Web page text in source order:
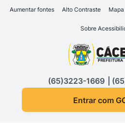
Seção de
Ir para o conteúdo [alt+1]
Ir para o rodapé [alt+4]
Aumentar fontes Alto Contraste
Sobre
Seção do
(65)3223-1669
Entrar com